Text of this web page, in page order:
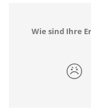
Wie sind Ihre